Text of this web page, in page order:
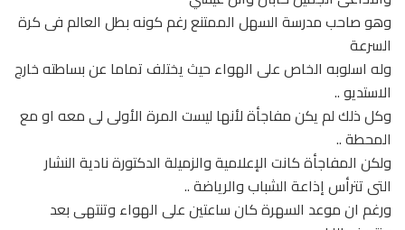
وهو صاحب مدرسة السهل الممتنع رغم كونه بطل العالم فى كرة
السرعة
وله اسلوبه الخاص على الهواء حيث يختلف تماما عن بساطته خارج
الاستديو ..
وكل ذلك لم يكن مفاجأة لأنها ليست المرة الأولى لى معه او مع
المحطة ..
ولكن المفاجأة كانت الإعلامية والزميلة الدكتورة نادية النشار
التى تترأس إذاعة الشباب والرياضة ..
ورغم ان موعد السهرة كان ساعتين على الهواء وتنتهى بعد